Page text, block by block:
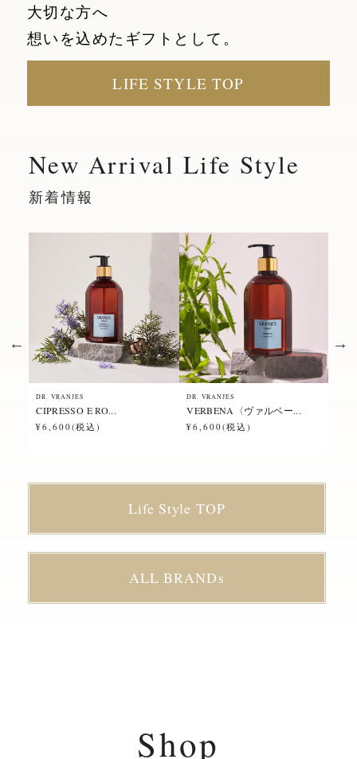
大切な方へ
想いを込めたギフトとして。
LIFE STYLE TOP
New Arrival Life Style
新着情報
DR. VRANJES
CIPRESSO E RO...
¥6,600(税込)
DR. VRANJES
VERBENA〈ヴァルベー...
¥6,600(税込)
Life Style TOP
ALL BRANDs
Shop